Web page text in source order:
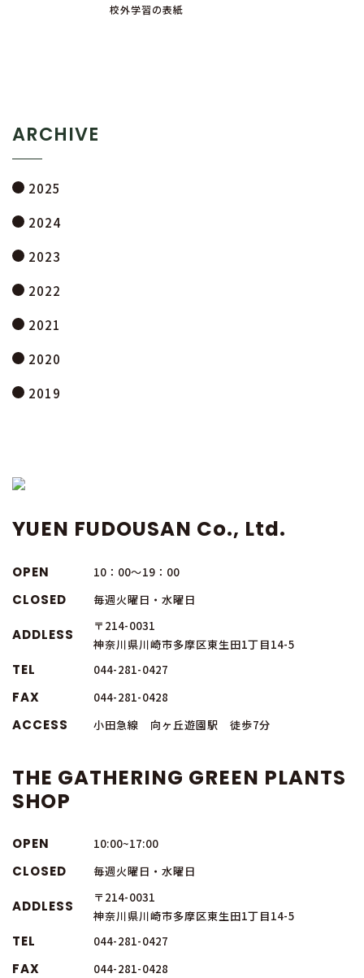
校外学習の表紙
ARCHIVE
2025
2024
2023
2022
2021
2020
2019
YUEN FUDOUSAN Co., Ltd.
OPEN 10：00～19：00
CLOSED 毎週火曜日・水曜日
ADDLESS
〒214-0031
神奈川県川崎市多摩区東生田1丁目14-5
TEL 044-281-0427
FAX 044-281-0428
ACCESS 小田急線 向ヶ丘遊園駅 徒歩7分
THE GATHERING GREEN PLANTS
SHOP
OPEN 10:00~17:00
CLOSED 毎週火曜日・水曜日
ADDLESS
〒214-0031
神奈川県川崎市多摩区東生田1丁目14-5
TEL 044-281-0427
FAX 044-281-0428